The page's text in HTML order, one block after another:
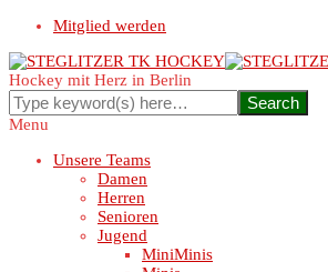
Mitglied werden
Hockey mit Herz in Berlin
Menu
Unsere Teams
Damen
Herren
Senioren
Jugend
MiniMinis